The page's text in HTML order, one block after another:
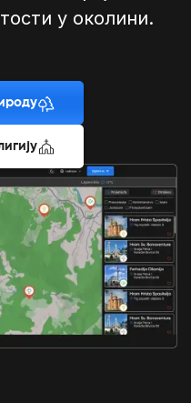
у околини.